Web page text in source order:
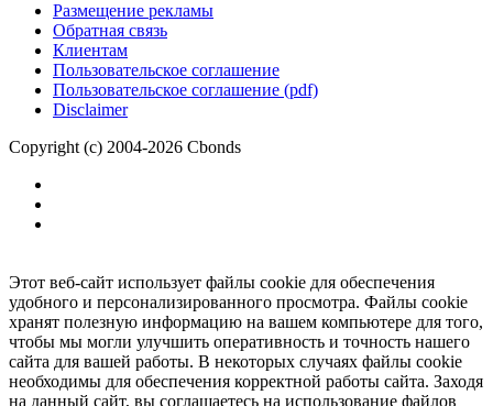
Размещение рекламы
Обратная связь
Клиентам
Пользовательское соглашение
Пользовательское соглашение (pdf)
Disclaimer
Copyright (c) 2004-2026 Cbonds
Этот веб-сайт использует файлы cookie для обеспечения
удобного и персонализированного просмотра. Файлы cookie
хранят полезную информацию на вашем компьютере для того,
чтобы мы могли улучшить оперативность и точность нашего
сайта для вашей работы. В некоторых случаях файлы cookie
необходимы для обеспечения корректной работы сайта. Заходя
на данный сайт, вы соглашаетесь на использование файлов